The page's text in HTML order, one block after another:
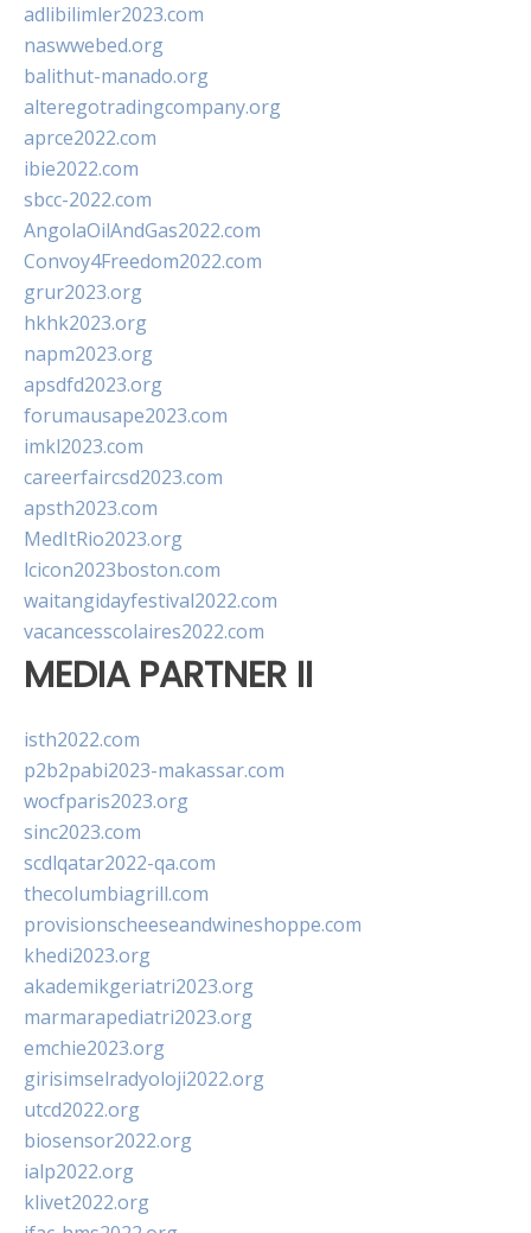
adlibilimler2023.com
naswwebed.org
balithut-manado.org
alteregotradingcompany.org
aprce2022.com
ibie2022.com
sbcc-2022.com
AngolaOilAndGas2022.com
Convoy4Freedom2022.com
grur2023.org
hkhk2023.org
napm2023.org
apsdfd2023.org
forumausape2023.com
imkl2023.com
careerfaircsd2023.com
apsth2023.com
MedItRio2023.org
lcicon2023boston.com
waitangidayfestival2022.com
vacancesscolaires2022.com
MEDIA PARTNER II
isth2022.com
p2b2pabi2023-makassar.com
wocfparis2023.org
sinc2023.com
scdlqatar2022-qa.com
thecolumbiagrill.com
provisionscheeseandwineshoppe.com
khedi2023.org
akademikgeriatri2023.org
marmarapediatri2023.org
emchie2023.org
girisimselradyoloji2022.org
utcd2022.org
biosensor2022.org
ialp2022.org
klivet2022.org